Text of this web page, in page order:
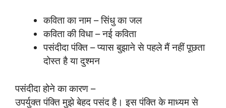
कविता का नाम – सिंधु का जल
कविता की विधा – नई कविता
पसंदीदा पंक्ति – प्यास बुझाने से पहले मैं नहीं पूछता
दोस्त है या दुश्मन
पसंदीदा होने का कारण –
उपर्युक्त पंक्ति मुझे बेहद पसंद है। इस पंक्ति के माध्यम से